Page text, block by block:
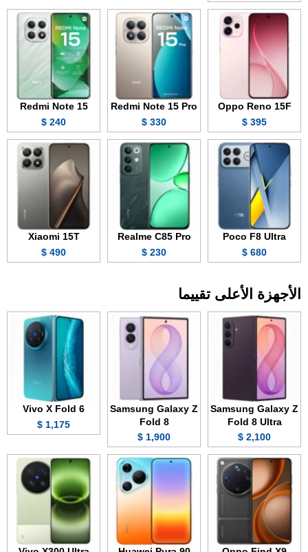
Oppo Reno 15F
395 $
Redmi Note 15 Pro
330 $
Redmi Note 15
240 $
Poco F8 Ultra
680 $
Realme C85 Pro
230 $
Xiaomi 15T
490 $
الأجهزة الأعلى تقييما
Samsung Galaxy Z
Fold 8 Ultra
2,100 $
Samsung Galaxy Z
Fold 8
1,900 $
Vivo X Fold 6
1,175 $